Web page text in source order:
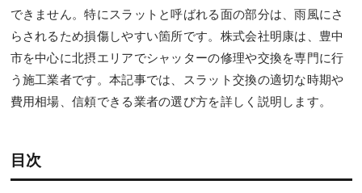
できません。特にスラットと呼ばれる面の部分は、雨風にさ
らされるため損傷しやすい箇所です。株式会社明康は、豊中
市を中心に北摂エリアでシャッターの修理や交換を専門に行
う施工業者です。本記事では、スラット交換の適切な時期や
費用相場、信頼できる業者の選び方を詳しく説明します。
目次